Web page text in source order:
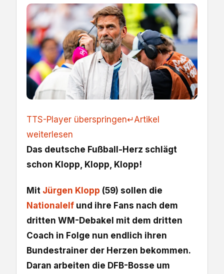
TTS-Player überspringen↵Artikel
weiterlesen
Das deutsche Fußball-Herz schlägt
schon Klopp, Klopp, Klopp!
Mit Jürgen Klopp (59) sollen die
Nationalelf und ihre Fans nach dem
dritten WM-Debakel mit dem dritten
Coach in Folge nun endlich ihren
Bundestrainer der Herzen bekommen.
Daran arbeiten die DFB-Bosse um